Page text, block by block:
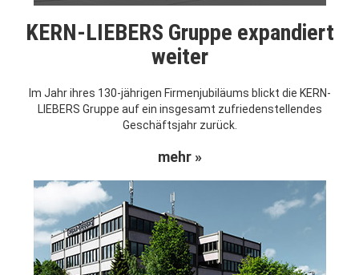
KERN-LIEBERS Gruppe expandiert
weiter
Im Jahr ihres 130-jährigen Firmenjubiläums blickt die KERN-
LIEBERS Gruppe auf ein insgesamt zufriedenstellendes
Geschäftsjahr zurück.
mehr »